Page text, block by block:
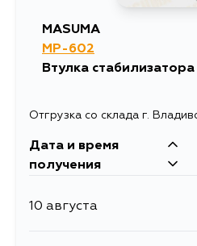
MASUMA
MP-602
Втулка стабилизатора
Отгрузка со склада г.
Дата и время
получения
10 августа